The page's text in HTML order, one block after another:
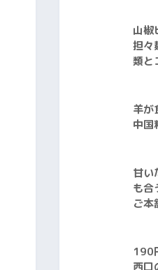
山椒
担々
類と
羊が
中国
甘い
も合
ご本
190